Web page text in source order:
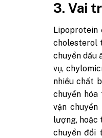
3. Vai
Lipoprotein
cholesterol
chuyển dầu
vụ,
nhiều chất
chuyển
vận
lượng, hoặc
chuyển đổi